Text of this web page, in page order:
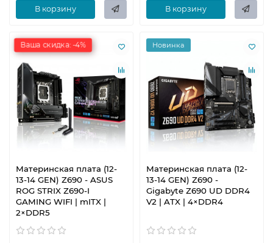
В корзину В корзину
Ваша скидка: -4%
Материнская плата (12-
13-14 GEN) Z690 - ASUS
ROG STRIX Z690-I
GAMING WIFI | mITX |
2×DDR5
Новинка
Материнская плата (12-
13-14 GEN) Z690 -
Gigabyte Z690 UD DDR4
V2 | ATX | 4×DDR4